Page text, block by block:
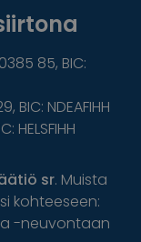
85, BIC:
BIC: NDEAFIHH
HELSFIHH
sr. Muista
kohteeseen:
-neuvontaan